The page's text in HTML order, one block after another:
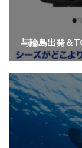
与論島出発＆